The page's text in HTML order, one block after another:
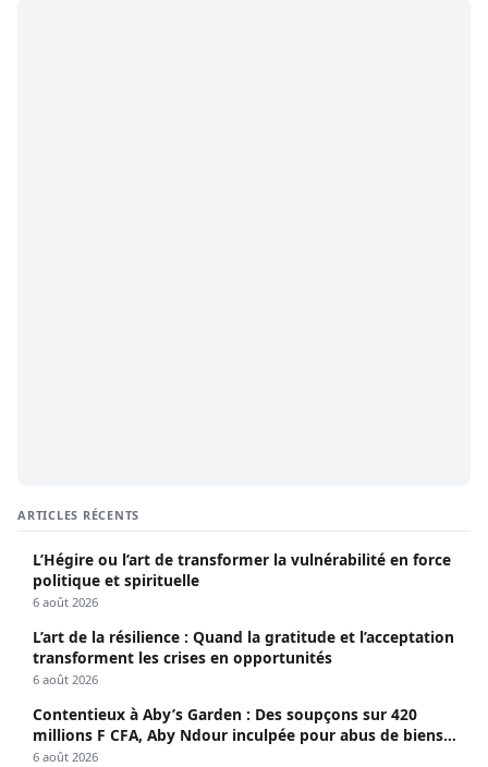
ARTICLES RÉCENTS
L’Hégire ou l’art de transformer la vulnérabilité en force
politique et spirituelle
6 août 2026
L’art de la résilience : Quand la gratitude et l’acceptation
transforment les crises en opportunités
6 août 2026
Contentieux à Aby’s Garden : Des soupçons sur 420
millions F CFA, Aby Ndour inculpée pour abus de biens
sociaux
6 août 2026